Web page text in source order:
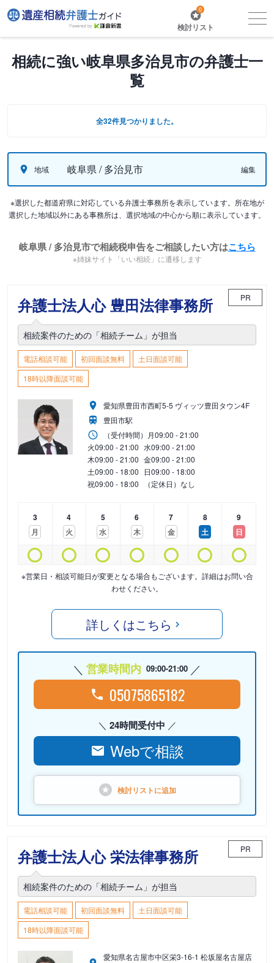
0
検討リスト
相続に強い岐阜県多治見市の弁護士一
覧
全32件見つかりました。
地域 岐阜県 / 多治見市 編集
※選択した都道府県に対応している弁護士事務所を表示しています。所在地が
選択した地域以外にある事務所は、選択地域の中心から順に表示しています。
岐阜県 / 多治見市で相続税申告をご相談したい方はこちら
※姉妹サイト「いい相続」に遷移します
弁護士法人心 豊田法律事務所 PR
相続案件のための「相続チーム」が担当
電話相談可能 初回面談無料
土日面談可能
18時以降面談可能
愛知県豊田市西町5-5 ヴィッツ豊田タウン4F
豊田市駅
（受付時間） 月09:00 - 21:00
火09:00 - 21:00 水09:00 - 21:00
木09:00 - 21:00 金09:00 - 21:00
土09:00 - 18:00 日09:00 - 18:00
祝09:00 - 18:00 （定休日）なし
3
月
4
火
5
水
6
木
7
金
8
土
9
日
※営業日・相談可能日が変更となる場合もございます。詳細はお問い合
わせください。
詳しくはこちら
営業時間内 09:00-21:00
05075865182
24時間受付中
Webで相談
検討リストに追加
弁護士法人心 栄法律事務所 PR
相続案件のための「相続チーム」が担当
電話相談可能 初回面談無料
土日面談可能
18時以降面談可能
愛知県名古屋市中区栄3-16-1 松坂屋名古屋店